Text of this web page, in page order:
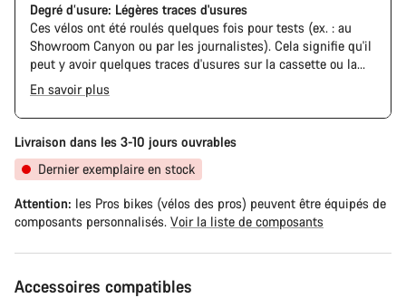
Degré d’usure: Légères traces d'usures
Ces vélos ont été roulés quelques fois pour tests (ex. : au
Showroom Canyon ou par les journalistes). Cela signifie qu'il
peut y avoir quelques traces d'usures sur la cassette ou la
chaine. De plus, le cadre et les composants peuvent avoir des
rayures ou des éclats de peinture. Cependant, tous les
composants sont parfaitement fonctionnels.
En savoir plus
Livraison dans les 3-10 jours ouvrables
Dernier exemplaire en stock
Attention: les Pros bikes (vélos des pros) peuvent être équipés de
composants personnalisés. Voir la liste de composants
Accessoires compatibles